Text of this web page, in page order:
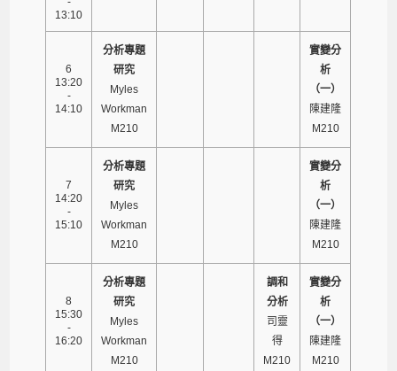
13:10
6
13:20
-
14:10
分析專題
研究
Myles
Workman
M210
實變分
析
（一）
陳建隆
M210
7
14:20
-
15:10
分析專題
研究
Myles
Workman
M210
實變分
析
（一）
陳建隆
M210
8
15:30
-
16:20
分析專題
研究
Myles
Workman
M210
調和
分析
司靈
得
M210
實變分
析
（一）
陳建隆
M210